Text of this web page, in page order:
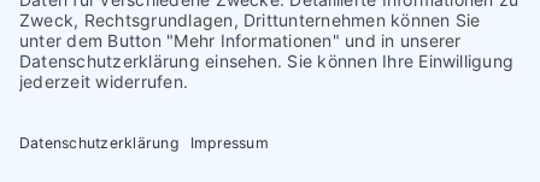
Datenschutz-Information
IT-Nutzungsvereinbarung
Schülerbetriebspraktikum Jg. 8-10